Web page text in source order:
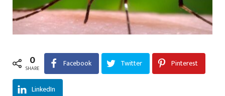
0
SHARE Facebook Twitter Pinterest
LinkedIn